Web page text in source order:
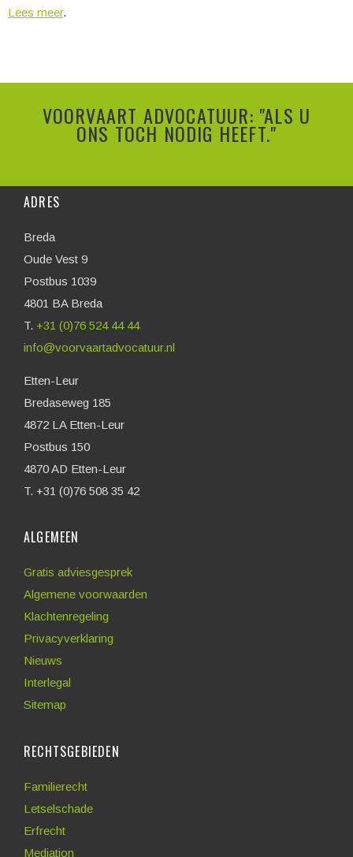
Lees meer.
VOORVAART ADVOCATUUR: "ALS U
ONS TOCH NODIG HEEFT."
ADRES
Breda
Oude Vest 9
Postbus 1039
4801 BA Breda
T. +31 (0)76 524 44 44
info@voorvaartadvocatuur.nl
Etten-Leur
Bredaseweg 185
4872 LA Etten-Leur
Postbus 150
4870 AD Etten-Leur
T. +31 (0)76 508 35 42
ALGEMEEN
Gratis adviesgesprek
Algemene voorwaarden
Klachtenregeling
Privacyverklaring
Nieuws
Interlegal
Sitemap
RECHTSGEBIEDEN
Familierecht
Letselschade
Erfrecht
Mediation